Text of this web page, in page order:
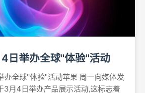
日举办全球"体验"活动
办全球"体验"活动苹果 周一向媒体发
3月4日举办产品展示活动,这标志着